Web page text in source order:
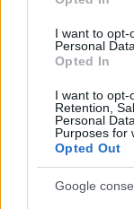
I want to opt-
Personal
Opted In
I want to opt-
Retention,
Personal
Purposes for
Opted Out
Google